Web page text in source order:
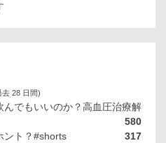
28 日間)
んでもいいのか？高血圧治療解
580
ント？#shorts
317